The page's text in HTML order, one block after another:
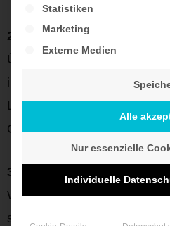
2. Ort der Arbeit:
Überlegen Sie, ob ein
in eine Region zu ziehen, die
Lebensstil passt, oder ob
Option ist.
3. Wertorientierte Arbeit:
Wenn gesellschaftliches
sinnstiftende Tätigkeit für
Statistiken
Marketing
Externe Medien
Alle
Nur essenzielle
Individuelle